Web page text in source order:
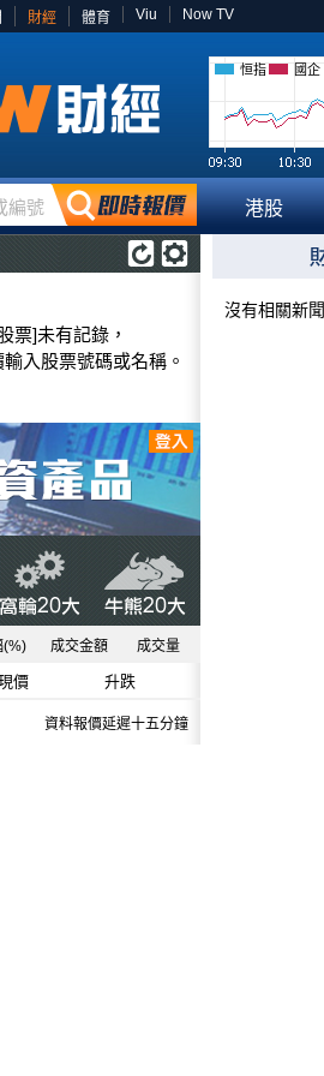
財經 體育 Viu Now TV
恒指 國企
編號 港股
票]未有記錄，
入股票號碼或名稱。
(%) 成交金額 成交量
價 升跌
資料報價延遲十五分鐘
沒有相關新聞